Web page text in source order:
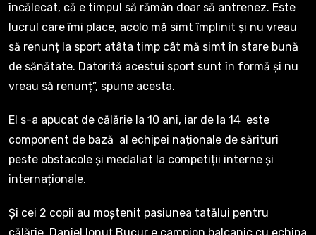
încălecat, că e timpul să rămân doar să antrenez. Este
lucrul care îmi place, acolo mă simt împlinit și nu vreau
să renunț la sport atâta timp cât mă simt în stare bună
de sănătate. Datorită acestui sport sunt în formă și nu
vreau să renunț”, spune acesta.
El s-a apucat de călărie la 10 ani, iar de la 14 este
component de bază al echipei naționale de sărituri
peste obstacole și medaliat la competiții interne și
internaționale.
Și cei 2 copii au moștenit pasiunea tatălui pentru